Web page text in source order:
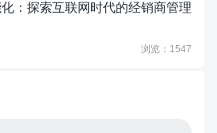
：探索互联网时代的经销商管理
浏览：1547